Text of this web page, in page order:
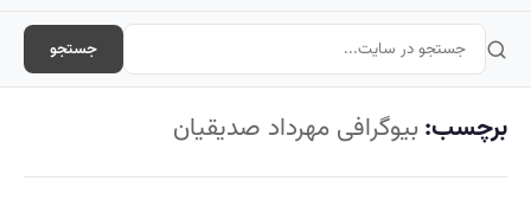
جستجو
برچسب: بیوگرافی مهرداد صدیقیان